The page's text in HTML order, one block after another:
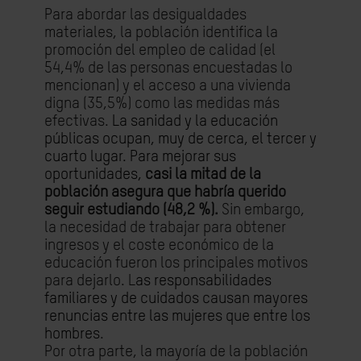
Para abordar las desigualdades
materiales, la población identifica la
promoción del empleo de calidad (el
54,4% de las personas encuestadas lo
mencionan) y el acceso a una vivienda
digna (35,5%) como las medidas más
efectivas. La sanidad y la educación
públicas ocupan, muy de cerca, el tercer y
cuarto lugar. Para mejorar sus
oportunidades, casi la mitad de la
población asegura que habría querido
seguir estudiando (48,2 %). Sin embargo,
la necesidad de trabajar para obtener
ingresos y el coste económico de la
educación fueron los principales motivos
para dejarlo. Las responsabilidades
familiares y de cuidados causan mayores
renuncias entre las mujeres que entre los
hombres.
Por otra parte, la mayoría de la población